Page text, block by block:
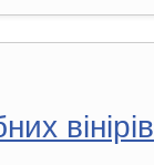
вінірів